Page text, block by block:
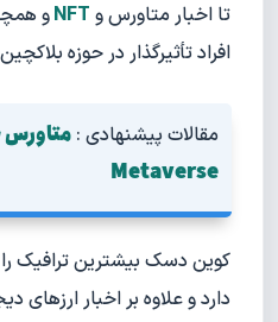
تا اخبار متاورس و NFTو
افراد تأثیرگذار در حوزه
مقالات پیشنهادی :
Metaverse
کوین دسک بیشترین ترافیک
دارد و علاوه بر اخبار ارزهای